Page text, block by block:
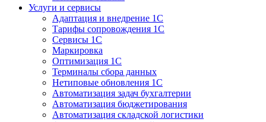
Услуги и сервисы
Адаптация и внедрение 1С
Тарифы сопровождения 1С
Сервисы 1С
Маркировка
Оптимизация 1С
Терминалы сбора данных
Нетиповые обновления 1С
Автоматизация задач бухгалтерии
Автоматизация бюджетирования
Автоматизация складской логистики